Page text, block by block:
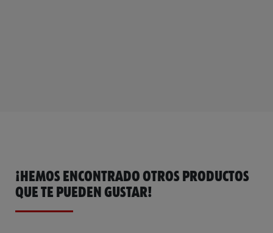
¡HEMOS ENCONTRADO OTROS PRODUCTOS
QUE TE PUEDEN GUSTAR!